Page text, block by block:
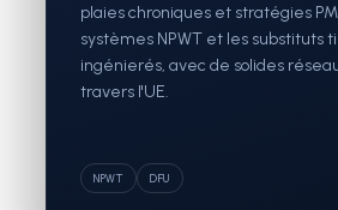
plaies chroniques et stratégies
systèmes NPWT et les substituts
ingénierés, avec de solides
travers l'UE.
NPWT DFU